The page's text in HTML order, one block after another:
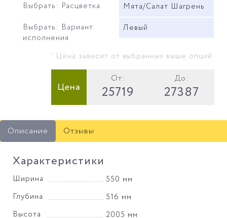
Выбрать: Расцветка
Мята/Салат Шагрень
Выбрать: Вариант
исполнения
Левый
* Цена зависит от выбранных выше опций.
Цена
От:
25719
До:
27387
Описание Отзывы
Характеристики
Ширина
550 мм
Глубина
516 мм
Высота
2005 мм